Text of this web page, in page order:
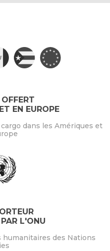
EN EUROPE
dans les Amériques et
L'ONU
des Nations